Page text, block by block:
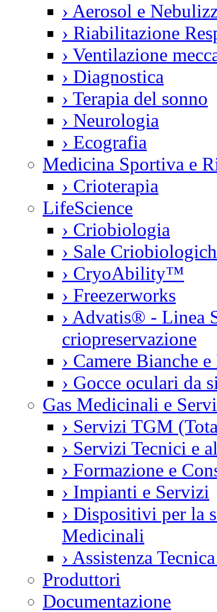
› Aerosol e
› Riabilitazione
› Ventilazione
› Diagnostica
› Terapia del sonno
› Neurologia
› Ecografia
Medicina Sportiva e
› Crioterapia
LifeScience
› Criobiologia
› Sale
› CryoAbility™
› Freezerworks
› Advatis® - Linea
criopreservazione
› Camere Bianche
› Gocce oculari da
Gas Medicinali e
› Servizi TGM
› Servizi Tecnici e
› Formazione e
› Impianti e Servizi
› Dispositivi per la
Medicinali
› Assistenza
Produttori
Documentazione